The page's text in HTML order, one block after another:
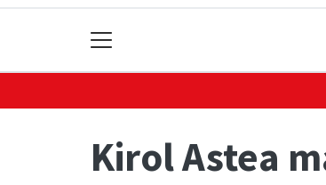
Kirol Astea